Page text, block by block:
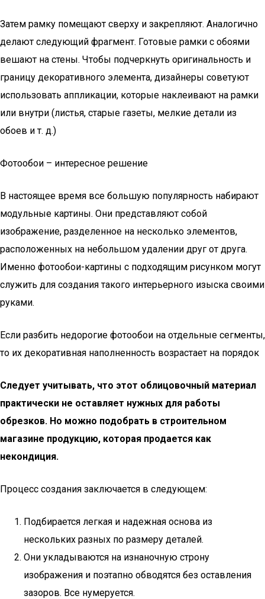
Затем рамку помещают сверху и закрепляют. Аналогично
делают следующий фрагмент. Готовые рамки с обоями
вешают на стены. Чтобы подчеркнуть оригинальность и
границу декоративного элемента, дизайнеры советуют
использовать аппликации, которые наклеивают на рамки
или внутри (листья, старые газеты, мелкие детали из
обоев и т. д.)
Фотообои – интересное решение
В настоящее время все большую популярность набирают
модульные картины. Они представляют собой
изображение, разделенное на несколько элементов,
расположенных на небольшом удалении друг от друга.
Именно фотообои-картины с подходящим рисунком могут
служить для создания такого интерьерного изыска своими
руками.
Если разбить недорогие фотообои на отдельные сегменты,
то их декоративная наполненность возрастает на порядок
Следует учитывать, что этот облицовочный материал
практически не оставляет нужных для работы
обрезков. Но можно подобрать в строительном
магазине продукцию, которая продается как
некондиция.
Процесс создания заключается в следующем:
Подбирается легкая и надежная основа из
нескольких разных по размеру деталей.
Они укладываются на изнаночную строну
изображения и поэтапно обводятся без оставления
зазоров. Все нумеруется.